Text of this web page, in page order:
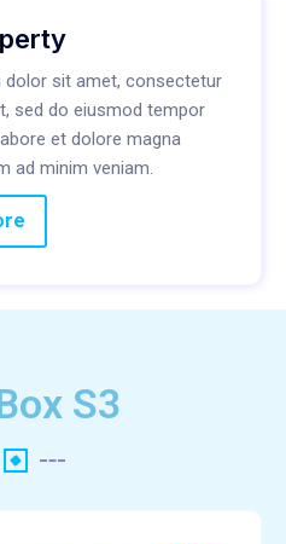
dolor sit amet, consectetur
sed do eiusmod tempor
et dolore magna
ad minim veniam.
S3